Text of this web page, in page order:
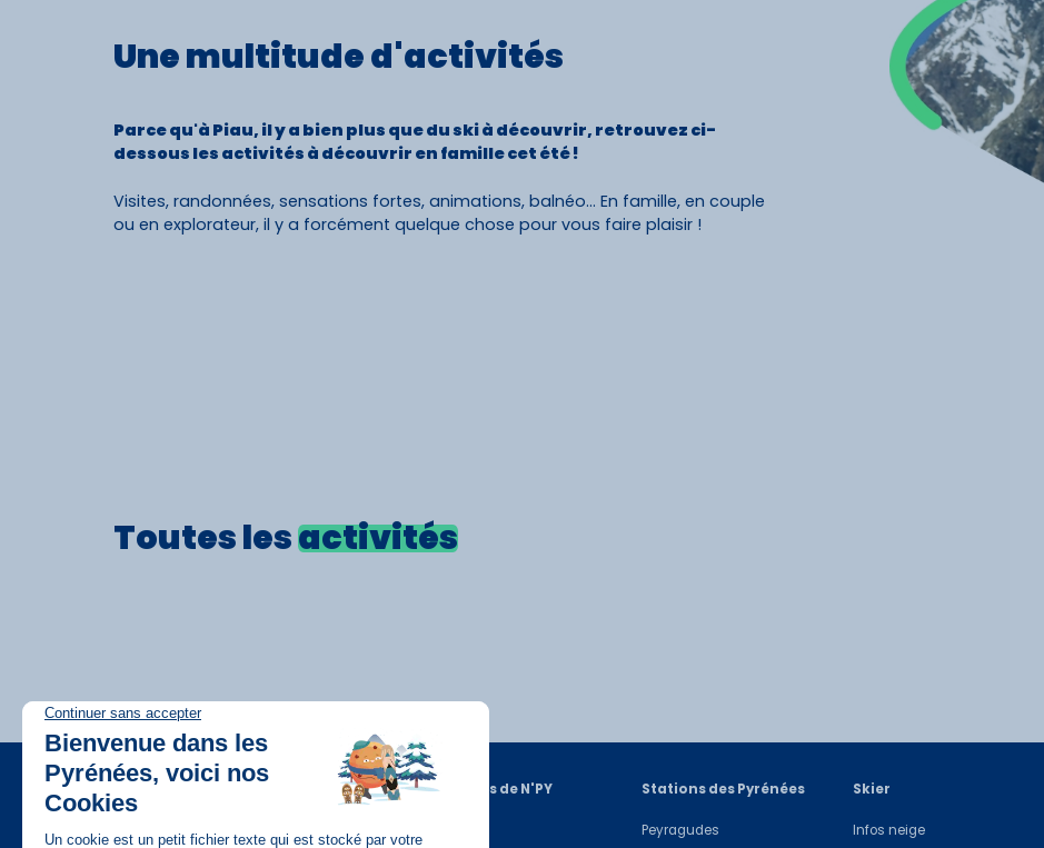
Premier jour de ski
Unemultitude d'activités
Parce qu'à Piau, il y a bien plus que du ski à découvrir, retrouvez ci-
dessous les activités à découvrir en famille cet été !
Visites, randonnées, sensations fortes, animations, balnéo... En famille, en couple
ou en explorateur, il y a forcément quelque chose pour vous faire plaisir !
Toutes lesactivités
A propos de N'PY Stations des Pyrénées
Peyragudes
Skier
Infos neige